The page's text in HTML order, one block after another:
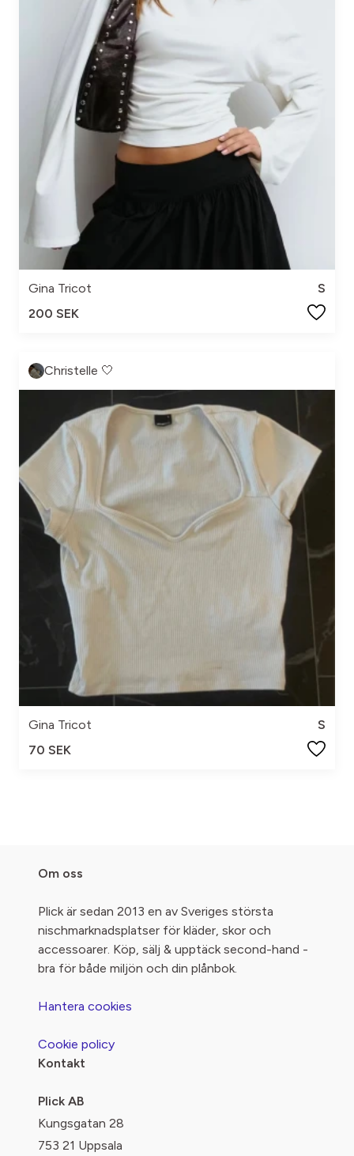
Gina Tricot
S
200 SEK
Christelle 🤍
Gina Tricot
S
70 SEK
Om oss
Plick är sedan 2013 en av Sveriges största
nischmarknadsplatser för kläder, skor och
accessoarer. Köp, sälj & upptäck second-hand -
bra för både miljön och din plånbok.
Hantera cookies
Cookie policy
Kontakt
Plick AB
Kungsgatan 28
753 21 Uppsala